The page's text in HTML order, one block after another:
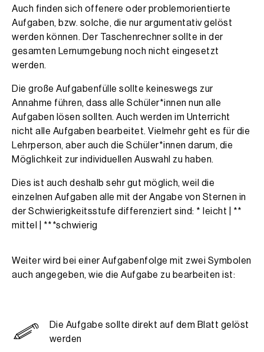
Auch finden sich offenere oder problemorientierte
Aufgaben, bzw. solche, die nur argumentativ gelöst
werden können. Der Taschenrechner sollte in der
gesamten Lernumgebung noch nicht eingesetzt
werden.
Die große Aufgabenfülle sollte keineswegs zur
Annahme führen, dass alle Schüler*innen nun alle
Aufgaben lösen sollten. Auch werden im Unterricht
nicht alle Aufgaben bearbeitet. Vielmehr geht es für die
Lehrperson, aber auch die Schüler*innen darum, die
Möglichkeit zur individuellen Auswahl zu haben.
Dies ist auch deshalb sehr gut möglich, weil die
einzelnen Aufgaben alle mit der Angabe von Sternen in
der Schwierigkeitsstufe differenziert sind: * leicht | **
mittel | ***schwierig
Weiter wird bei einer Aufgabenfolge mit zwei Symbolen
auch angegeben, wie die Aufgabe zu bearbeiten ist:
Die Aufgabe sollte direkt auf dem Blatt gelöst
werden